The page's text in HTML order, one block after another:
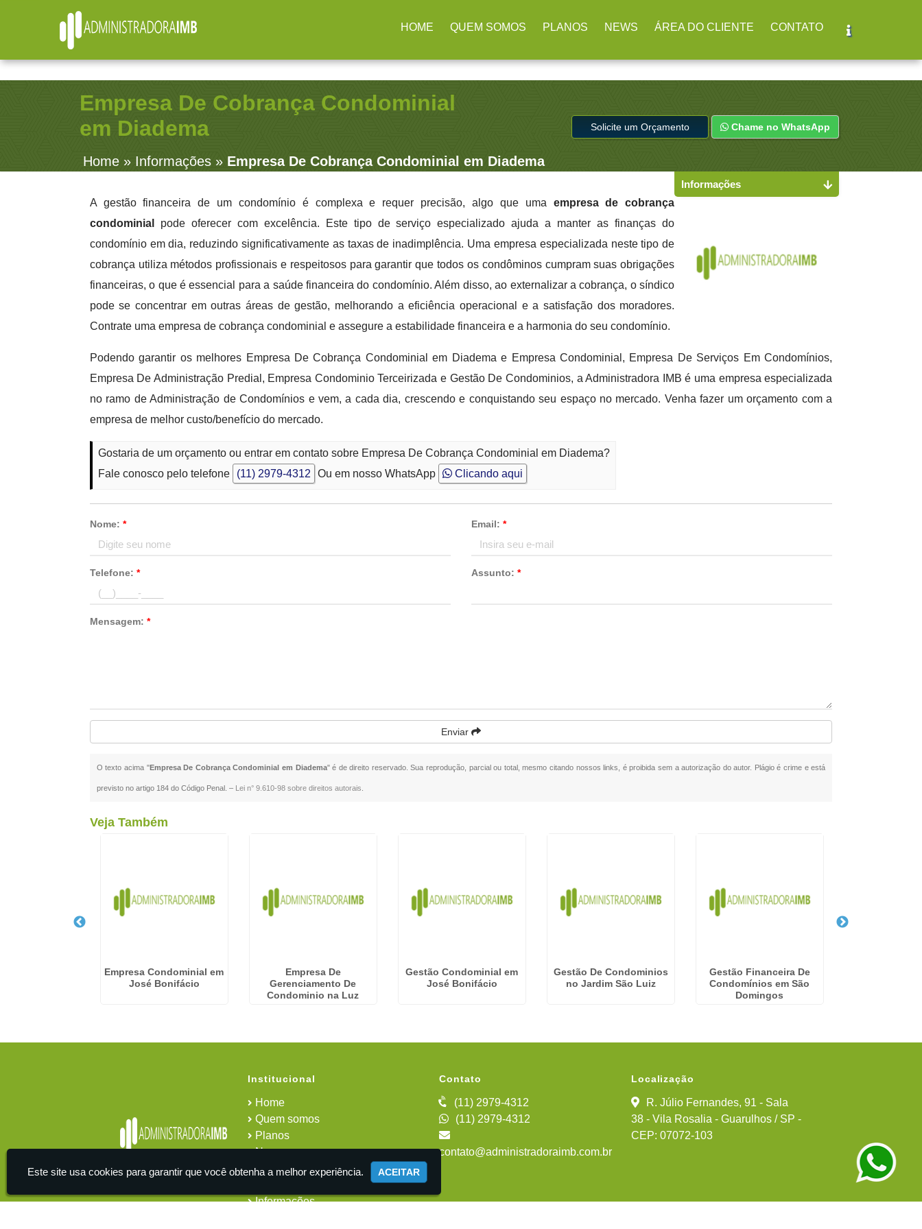
R. Júlio Fernandes, 91 - Sala 38 - Vila Rosalia - Guarulhos / SP
Empresa De Cobrança Condominial
em Diadema
Home» Informações » Empresa De Cobrança Condominial em Diadema
Solicite um Orçamento Chame no WhatsApp
A gestão financeira de um condomínio é complexa e requer precisão, algo que uma empresa de cobrança
condominial
pode oferecer com excelência. Este tipo de serviço especializado ajuda a manter as finanças do
condomínio em dia, reduzindo significativamente as taxas de inadimplência. Uma empresa especializada neste tipo de
cobrança utiliza métodos profissionais e respeitosos para garantir que todos os condôminos cumpram suas obrigações
financeiras, o que é essencial para a saúde financeira do condomínio. Além disso, ao externalizar a cobrança, o síndico
pode se concentrar em outras áreas de gestão, melhorando a eficiência operacional e a satisfação dos moradores.
Contrate uma empresa de cobrança condominial e assegure a estabilidade financeira e a harmonia do seu condomínio.
Podendo garantir os melhores Empresa De Cobrança Condominial em Diadema e Empresa Condominial, Empresa De Serviços Em Condomínios,
Empresa De Administração Predial, Empresa Condominio Terceirizada e Gestão De Condominios, a Administradora IMB é uma empresa especializada
no ramo de Administração de Condomínios e vem, a cada dia, crescendo e conquistando seu espaço no mercado. Venha fazer um orçamento com a
empresa de melhor custo/benefício do mercado.
Gostaria de um orçamento ou entrar em contato sobre Empresa De Cobrança Condominial em Diadema?
Fale conosco pelo telefone
(11) 2979-4312 Ou em nosso WhatsApp Clicando aqui
Nome: * Email: *
Telefone: * Assunto: *
Mensagem: *
Enviar
O texto acima "Empresa De Cobrança Condominial em Diadema" é de direito reservado. Sua reprodução, parcial ou total, mesmo citando nossos links, é proibida sem a autorização do autor. Plágio é crime e está
previsto no artigo 184 do Código Penal. – Lei n° 9.610-98 sobre direitos autorais
Informações
Veja Também
Empresa Condominial em
José Bonifácio
Empresa De
Gerenciamento De
Condominio na Luz
Gestão Condominial em
José Bonifácio
Gestão De Condominios
no Jardim São Luiz
Gestão Financeira De
Condomínios em São
Domingos
Institucional
Home
Quem somos
Planos
News
Área do cliente
Informações
Contato
(11) 2979-4312
(11) 2979-4312
contato@administradoraimb.com.br
Localização
R. Júlio Fernandes, 91 - Sala
38 - Vila Rosalia - Guarulhos / SP -
CEP: 07072-103
Este site usa cookies para garantir que você obtenha a melhor experiência. ACEITAR